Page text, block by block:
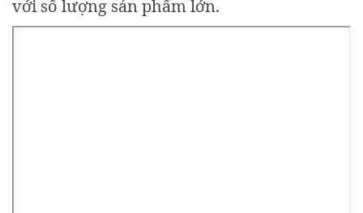
với số lượng sản phẩm lớn.